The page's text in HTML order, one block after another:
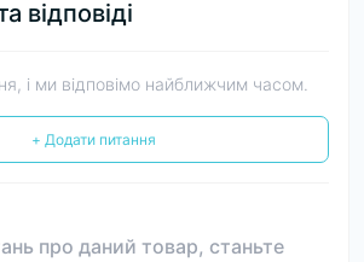
відповіді
і ми відповімо найближчим часом.
+ Додати питання
про даний товар, станьте